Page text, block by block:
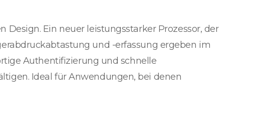
Ein neuer leistungsstarker Prozessor, der
und -erfassung ergeben im
Authentifizierung und schnelle
Ideal für Anwendungen, bei denen